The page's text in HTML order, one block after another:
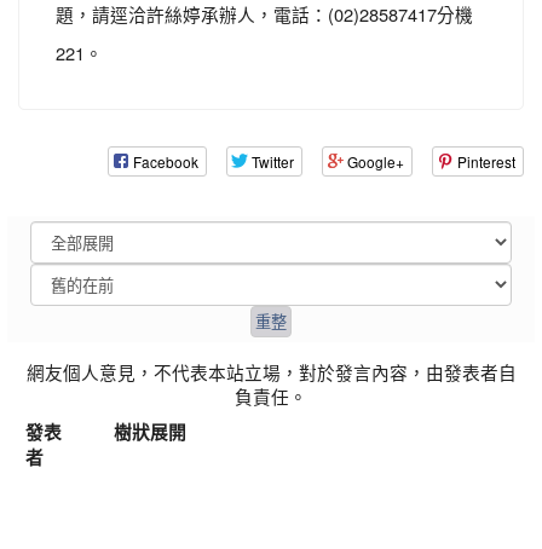
題，請逕洽許絲婷承辦人，電話：(02)28587417分機
221。
Facebook Twitter Google+ Pinterest
網友個人意見，不代表本站立場，對於發言內容，由發表者自
負責任。
發表
者
樹狀展開